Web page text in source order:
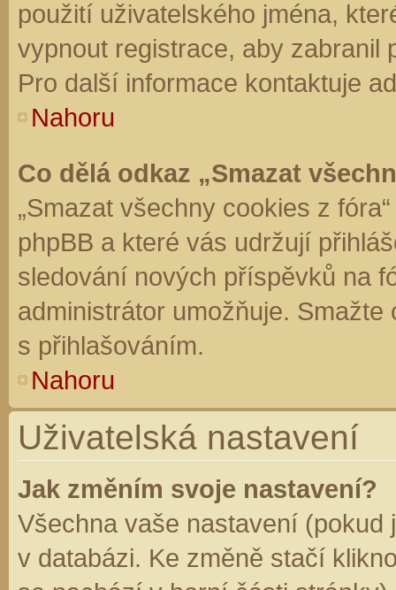
použití uživatelského jména,
vypnout registrace, aby zabranil
Pro další informace kontaktuje
Nahoru
Co dělá odkaz „Smazat
„Smazat všechny cookies z
phpBB a které vás udržují
sledování nových příspěvků na
administrátor umožňuje.
s přihlašováním.
Nahoru
Uživatelská nastavení
Jak změním svoje nastavení?
Všechna vaše nastavení (pokud
v databázi. Ke změně stačí